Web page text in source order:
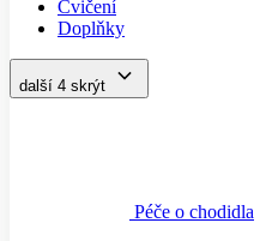
Cvičení
Doplňky
další 4 skrýt
Péče o chodidla